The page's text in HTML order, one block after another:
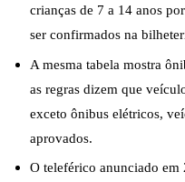
crianças de 7 a 14 anos
ser confirmados na
A mesma tabela mostra
as regras dizem que
exceto ônibus elétricos,
aprovados.
O teleférico anunciado